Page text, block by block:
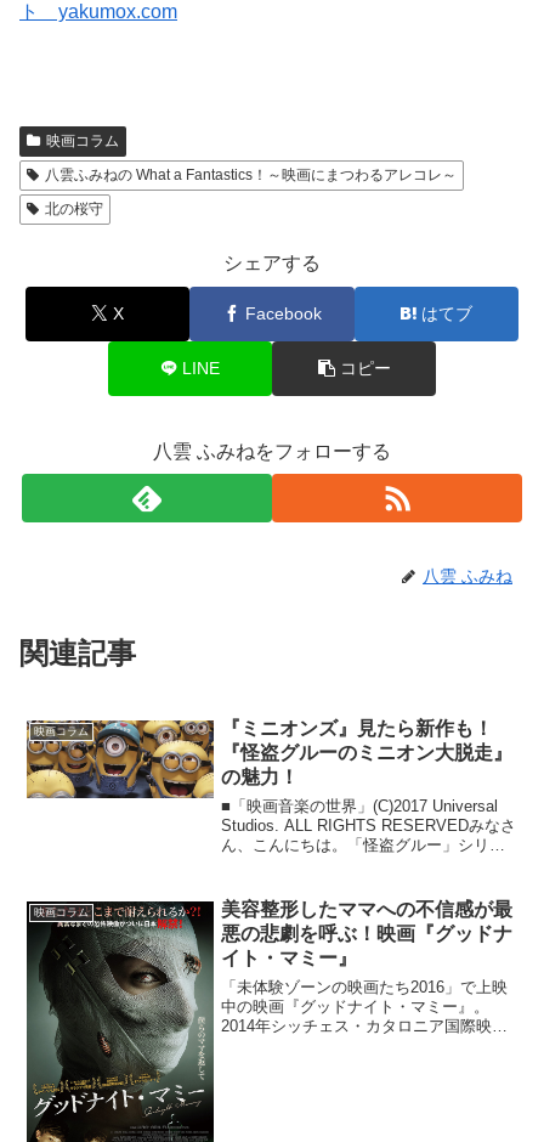
ト yakumox.com
映画コラム
八雲ふみねの What a Fantastics！～映画にまつわるアレコレ～
北の桜守
シェアする
X Facebook はてブ
LINE コピー
八雲 ふみねをフォローする
八雲 ふみね
関連記事
映画コラム
『ミニオンズ』見たら新作も！
『怪盗グルーのミニオン大脱走』
の魅力！
■「映画音楽の世界」(C)2017 Universal
Studios. ALL RIGHTS RESERVEDみなさ
ん、こんにちは。「怪盗グルー」シリー
た。これま...
映画コラム
美容整形したママへの不信感が最
悪の悲劇を呼ぶ！映画『グッドナ
イト・マミー』
「未体験ゾーンの映画たち2016」で上映
中の映画『グッドナイト・マミー』。
2014年シッチェス・カタロニア国際映画